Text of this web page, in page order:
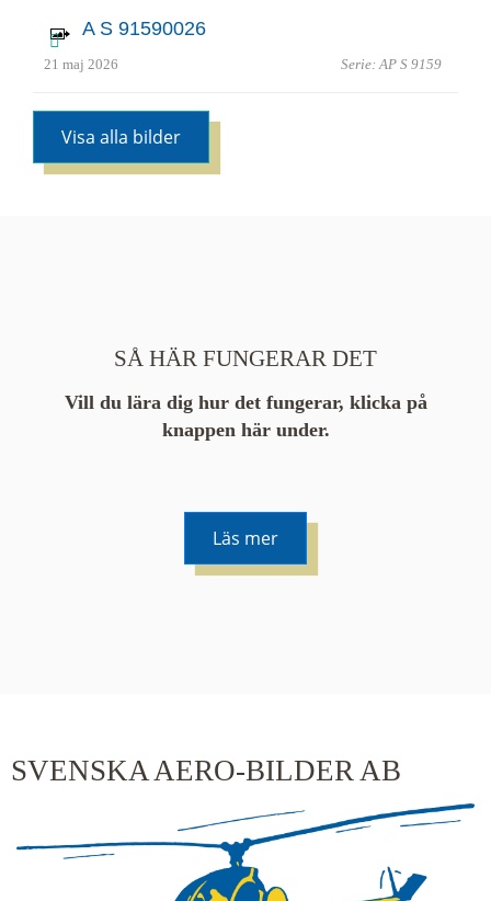
A S 91590026
21 maj 2026 Serie: AP S 9159
Visa alla bilder
SÅ HÄR FUNGERAR DET
Vill du lära dig hur det fungerar, klicka på
knappen här under.
Läs mer
SVENSKA AERO-BILDER AB